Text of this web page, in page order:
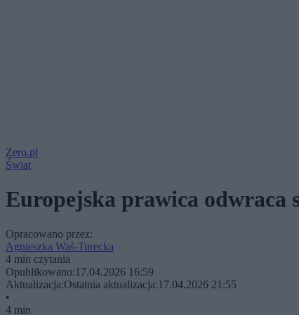
Zero.pl
Świat
Europejska prawica odwraca
Opracowano przez:
Agnieszka Waś-Turecka
4 min czytania
Opublikowano:17.04.2026 16:59
Aktualizacja:Ostatnia aktualizacja:17.04.2026 21:55
•
4 min